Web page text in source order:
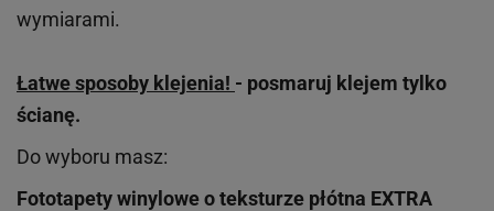
wymiarami.
Łatwe sposoby klejenia! - posmaruj klejem tylko
ścianę.
Do wyboru masz:
Fototapety winylowe oteksturze płótna EXTRA